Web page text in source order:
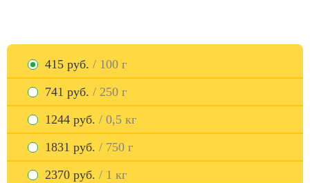
415 руб. / 100 г
741 руб. / 250 г
1244 руб. / 0,5 кг
1831 руб. / 750 г
2370 руб. / 1 кг